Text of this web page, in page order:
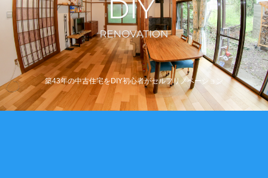
築43年の中古住宅をDIY初心者がセルフリノベーション